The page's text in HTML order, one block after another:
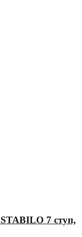
7 ступ,